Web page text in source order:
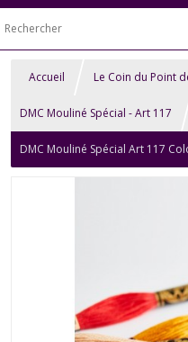
Accueil Le Coin du Point
DMC Mouliné Spécial - Art 117
DMC Mouliné Spécial Art 117